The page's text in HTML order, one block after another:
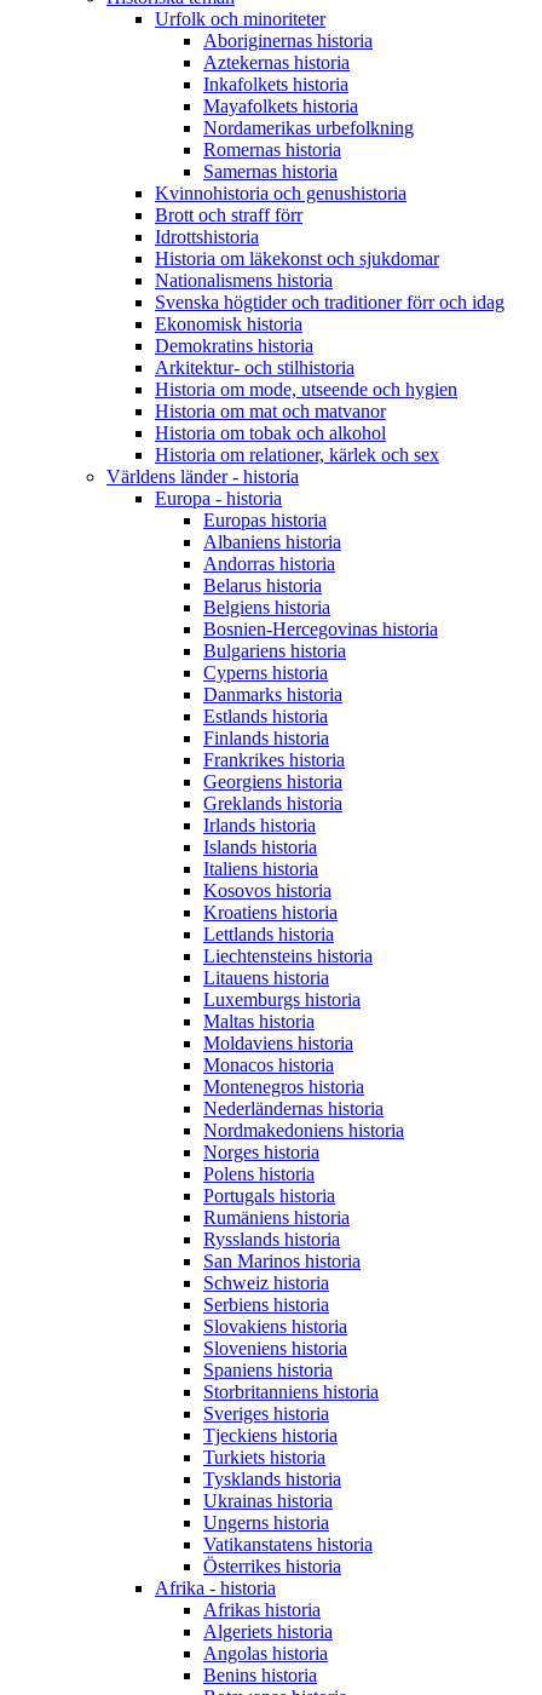
Urfolk och minoriteter
Aboriginernas historia
Aztekernas historia
Inkafolkets historia
Mayafolkets historia
Nordamerikas urbefolkning
Romernas historia
Samernas historia
Kvinnohistoria och genushistoria
Brott och straff förr
Idrottshistoria
Historia om läkekonst och sjukdomar
Nationalismens historia
Svenska högtider och traditioner förr och idag
Ekonomisk historia
Demokratins historia
Arkitektur- och stilhistoria
Historia om mode, utseende och hygien
Historia om mat och matvanor
Historia om tobak och alkohol
Historia om relationer, kärlek och sex
Världens länder - historia
Europa - historia
Europas historia
Albaniens historia
Andorras historia
Belarus historia
Belgiens historia
Bosnien-Hercegovinas historia
Bulgariens historia
Cyperns historia
Danmarks historia
Estlands historia
Finlands historia
Frankrikes historia
Georgiens historia
Greklands historia
Irlands historia
Islands historia
Italiens historia
Kosovos historia
Kroatiens historia
Lettlands historia
Liechtensteins historia
Litauens historia
Luxemburgs historia
Maltas historia
Moldaviens historia
Monacos historia
Montenegros historia
Nederländernas historia
Nordmakedoniens historia
Norges historia
Polens historia
Portugals historia
Rumäniens historia
Rysslands historia
San Marinos historia
Schweiz historia
Serbiens historia
Slovakiens historia
Sloveniens historia
Spaniens historia
Storbritanniens historia
Sveriges historia
Tjeckiens historia
Turkiets historia
Tysklands historia
Ukrainas historia
Ungerns historia
Vatikanstatens historia
Österrikes historia
Afrika - historia
Afrikas historia
Algeriets historia
Angolas historia
Benins historia